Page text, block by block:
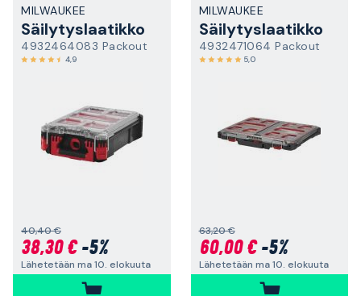
MILWAUKEE
Säilytyslaatikko
4932464083 Packout
4,9
40,40 €
38,30 €-5%
Lähetetään ma 10. elokuuta
MILWAUKEE
Säilytyslaatikko
4932471064 Packout
5,0
63,20 €
60,00 €-5%
Lähetetään ma 10. elokuuta